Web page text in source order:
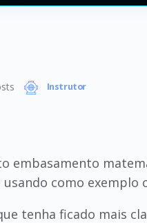
Instrutor
embasamento
como exemplo
tenha ficado mais